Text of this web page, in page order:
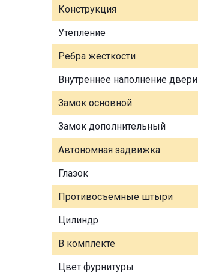
Конструкция
Утепление
Ребра жесткости
Внутреннее наполнение двери
Замок основной
Замок дополнительный
Автономная задвижка
Глазок
Противосъемные штыри
Цилиндр
В комплекте
Цвет фурнитуры